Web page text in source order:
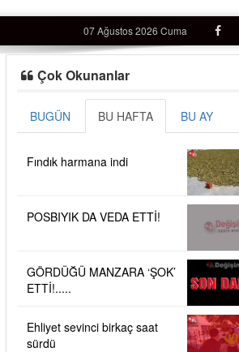
07 Ağustos 2026 Cuma
Çok Okunanlar
BUGÜN BU HAFTA BU AY
Fındık harmana indi
POSBIYIK DA VEDA ETTİ!
GÖRDÜĞÜ MANZARA ‘ŞOK’
ETTİ!.....
Ehliyet sevinci birkaç saat
sürdü